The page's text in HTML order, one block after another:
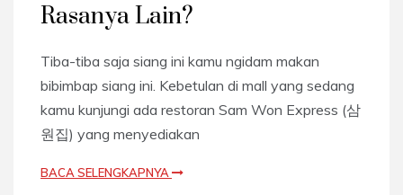
Rasanya Lain?
Tiba-tiba saja siang ini kamu ngidam makan
bibimbap siang ini. Kebetulan di mall yang sedang
kamu kunjungi ada restoran Sam Won Express (삼
원집) yang menyediakan
BACA SELENGKAPNYA